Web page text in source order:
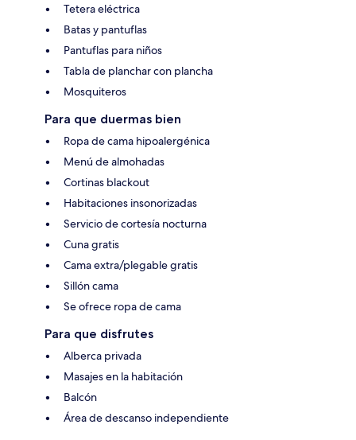
Tetera eléctrica
Batas y pantuflas
Pantuflas para niños
Tabla de planchar con plancha
Mosquiteros
Para que duermas bien
Ropa de cama hipoalergénica
Menú de almohadas
Cortinas blackout
Habitaciones insonorizadas
Servicio de cortesía nocturna
Cuna gratis
Cama extra/plegable gratis
Sillón cama
Se ofrece ropa de cama
Para que disfrutes
Alberca privada
Masajes en la habitación
Balcón
Área de descanso independiente